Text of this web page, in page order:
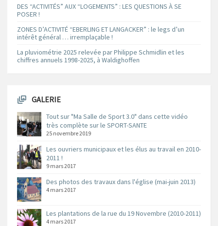
DES “ACTIVITÉS” AUX “LOGEMENTS” : LES QUESTIONS À SE
POSER !
ZONES D’ACTIVITÉ “EBERLING ET LANGACKER” : le legs d’un
intérêt général … irremplaçable !
La pluviométrie 2025 relevée par Philippe Schmidlin et les
chiffres annuels 1998-2025, à Waldighoffen
GALERIE
Tout sur "Ma Salle de Sport 3.0" dans cette vidéo
très complète sur le SPORT-SANTE
25 novembre 2019
Les ouvriers municipaux et les élus au travail en 2010-
2011 !
9 mars 2017
Des photos des travaux dans l'église (mai-juin 2013)
4 mars 2017
Les plantations de la rue du 19 Novembre (2010-2011)
4 mars 2017